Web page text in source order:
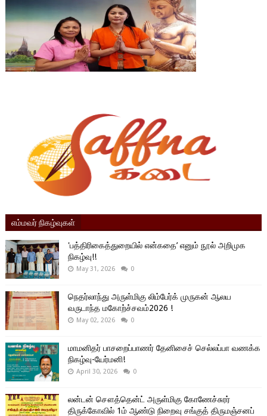
எம்மவர் நிகழ்வுகள்
'பத்திரிகைத்துறையில் என்கதை’ எனும் நூல் அறிமுக
நிகழ்வு!!
May 31, 2026 0
நெதர்லாந்து அருள்மிகு லிம்பேர்க் முருகன் ஆலய
வருடாந்த மகோற்ச்சவம்2026 !
May 02, 2026 0
மாமனிதர் பாசறைப்பாணர் தேனிசைச் செல்லப்பா வணக்க
நிகழ்வு-யேர்மனி!
April 30, 2026 0
லன்டன் சௌத்தென்ட் அருள்மிகு கோணேச்சுரர்
திருக்கோவில் 1ம் ஆண்டு நிறைவு சங்குத் திருமஞ்சனப்